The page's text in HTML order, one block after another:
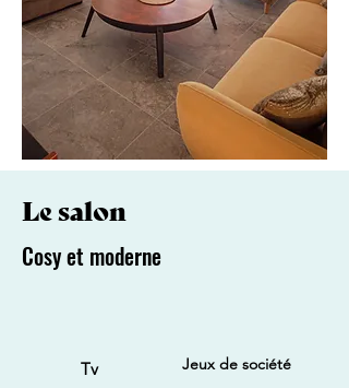
Le salon
Cosy et moderne
Tv Jeux de société